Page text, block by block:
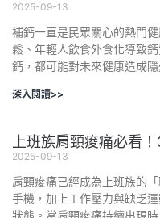
2025-09-13
補鈣一直是民眾關心的熱門
鬆、年輕人飲食外食化導致
鈣，都可能對未來健康造成
深入閱讀>>
上班族肩頸痠痛必看
2025-09-13
肩頸痠痛已經成為上班族的
手機，加上工作壓力與缺乏
狀態。當肩頸痠痛持續出現